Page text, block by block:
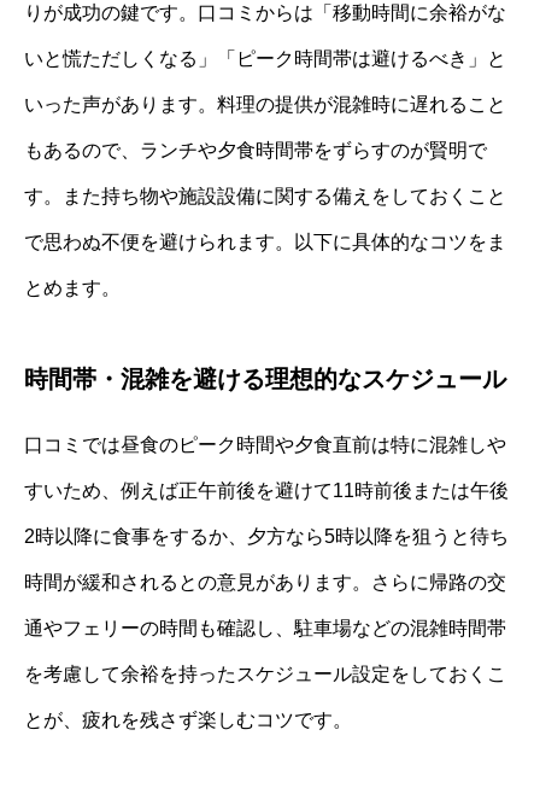
りが成功の鍵です。口コミからは「移動時間に余裕がな
いと慌ただしくなる」「ピーク時間帯は避けるべき」と
いった声があります。料理の提供が混雑時に遅れること
もあるので、ランチや夕食時間帯をずらすのが賢明で
す。また持ち物や施設設備に関する備えをしておくこと
で思わぬ不便を避けられます。以下に具体的なコツをま
とめます。
時間帯・混雑を避ける理想的なスケジュール
口コミでは昼食のピーク時間や夕食直前は特に混雑しや
すいため、例えば正午前後を避けて11時前後または午後
2時以降に食事をするか、夕方なら5時以降を狙うと待ち
時間が緩和されるとの意見があります。さらに帰路の交
通やフェリーの時間も確認し、駐車場などの混雑時間帯
を考慮して余裕を持ったスケジュール設定をしておくこ
とが、疲れを残さず楽しむコツです。